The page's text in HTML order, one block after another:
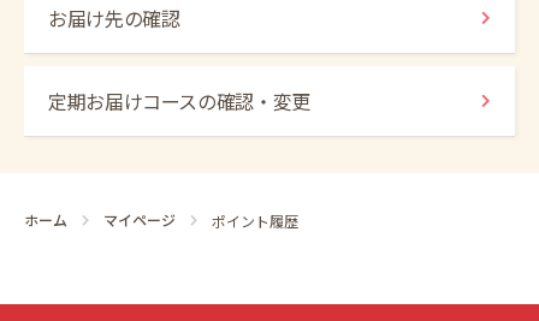
ホーム マイページ ポイント履歴
お届け先の確認
定期お届けコースの確認・変更